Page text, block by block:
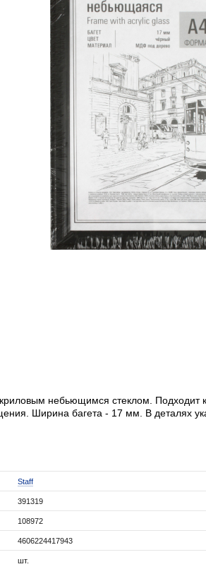
небьющимся стеклом. Подходит
Ширина багета - 17 мм. В деталях
Staff
391319
108972
4606224417943
шт.